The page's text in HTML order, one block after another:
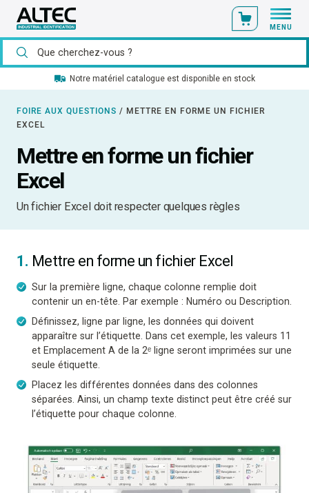
MENU
Notre matériel catalogue est disponible en stock
FOIRE AUX QUESTIONS / METTRE EN FORME UN FICHIER
EXCEL
Mettre en forme un fichier
Excel
Un fichier Excel doit respecter quelques règles
1. Mettre en forme un fichier Excel
Sur la première ligne, chaque colonne remplie doit
contenir un en-tête. Par exemple : Numéro ou Description.
Définissez, ligne par ligne, les données qui doivent
apparaître sur l’étiquette. Dans cet exemple, les valeurs 11
et Emplacement A de la 2ᵉ ligne seront imprimées sur une
seule étiquette.
Placez les différentes données dans des colonnes
séparées. Ainsi, un champ texte distinct peut être créé sur
l’étiquette pour chaque colonne.